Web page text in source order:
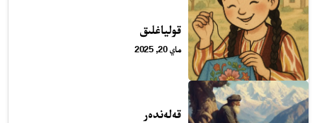
قولياغلىق
ماي 20, 2025
قەلەندەر